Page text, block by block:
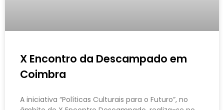
X Encontro da Descampado em
Coimbra
A iniciativa “Políticas Culturais para o Futuro”, no